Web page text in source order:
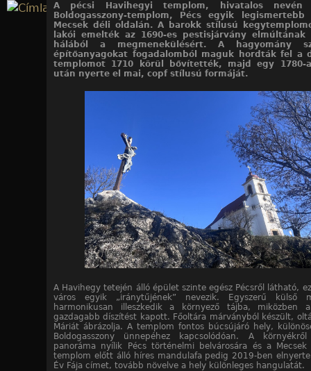
Jump to navigation
A pécsi Havihegyi templom, hivatalos nevén
Boldogasszony-templom, Pécs egyik
Mecsek déli oldalán. A barokk stílusú
lakói emelték az 1690-es pestisjárvány elmúltának
hálából a megmenekülésért. A hagyomány
építőanyagokat fogadalomból maguk hordták fel a
templomot 1710 körül bővítették, majd egy 1780-
után nyerte el mai, copf stílusú formáját.
A Havihegy tetején álló épület szinte egész Pécsről látható,
város egyik „iránytűjének” nevezik. Egyszerű külső
harmonikusan illeszkedik a környező tájba, miközben
gazdagabb díszítést kapott. Főoltára márványból készült,
Máriát ábrázolja. A templom fontos búcsújáró hely,
Boldogasszony ünnepéhez kapcsolódóan. A környékről
panoráma nyílik Pécs történelmi belvárosára és a Mecsek
templom előtt álló híres mandulafa pedig 2019-ben
Év Fája címet, tovább növelve a hely különleges hangulatát.